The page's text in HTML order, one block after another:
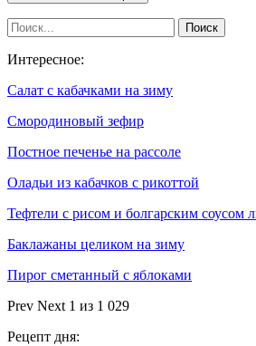
Интересное:
Салат с кабачками на зиму
Смородиновый зефир
Постное печенье на рассоле
Оладьи из кабачков с рикоттой
Тефтели с рисом и болгарским соусом
Баклажаны целиком на зиму
Пирог сметанный с яблоками
Prev Next 1 из 1 029
Рецепт дня: